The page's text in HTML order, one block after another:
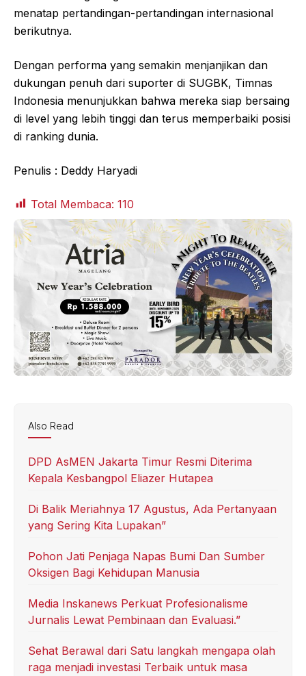
menatap pertandingan-pertandingan internasional
berikutnya.
Dengan performa yang semakin menjanjikan dan
dukungan penuh dari suporter di SUGBK, Timnas
Indonesia menunjukkan bahwa mereka siap bersaing
di level yang lebih tinggi dan terus memperbaiki posisi
di ranking dunia.
Penulis : Deddy Haryadi
Total Membaca: 110
Also Read
DPD AsMEN Jakarta Timur Resmi Diterima
Kepala Kesbangpol Eliazer Hutapea
Di Balik Meriahnya 17 Agustus, Ada Pertanyaan
yang Sering Kita Lupakan”
Pohon Jati Penjaga Napas Bumi Dan Sumber
Oksigen Bagi Kehidupan Manusia
Media Inskanews Perkuat Profesionalisme
Jurnalis Lewat Pembinaan dan Evaluasi.”
Sehat Berawal dari Satu langkah mengapa olah
raga menjadi investasi Terbaik untuk masa